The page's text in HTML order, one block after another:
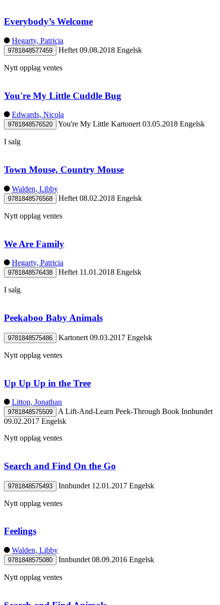
Everybody’s Welcome
Hegarty, Patricia
9781848577459 Heftet 09.08.2018 Engelsk
Nytt opplag ventes
You're My Little Cuddle Bug
Edwards, Nicola
9781848576520 You're My Little Kartonert 03.05.2018 Engelsk
I salg
Town Mouse, Country Mouse
Walden, Libby
9781848576568 Heftet 08.02.2018 Engelsk
Nytt opplag ventes
We Are Family
Hegarty, Patricia
9781848576438 Heftet 11.01.2018 Engelsk
I salg
Peekaboo Baby Animals
9781848575486 Kartonert 09.03.2017 Engelsk
Nytt opplag ventes
Up Up Up in the Tree
Litton, Jonathan
9781848575509 A Lift-And-Learn Peek-Through Book Innbundet
09.02.2017 Engelsk
Nytt opplag ventes
Search and Find On the Go
9781848575493 Innbundet 12.01.2017 Engelsk
Nytt opplag ventes
Feelings
Walden, Libby
9781848575080 Innbundet 08.09.2016 Engelsk
Nytt opplag ventes